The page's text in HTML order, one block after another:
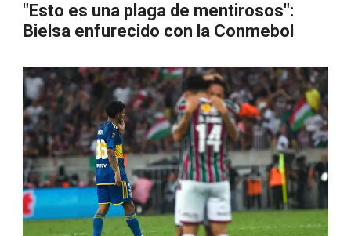
"Esto es una plaga de mentirosos":
Bielsa enfurecido con la Conmebol